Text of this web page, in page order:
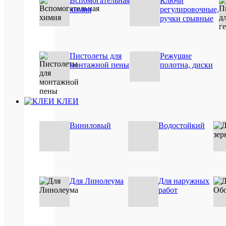
химия
регулировочные,
ручки срывные
Пистолеты для
монтажной пены
Режущие
полотна, диски
КЛЕИ
Виниловый Водостойкий
Для Линолеума
Для наружных
работ
Вид
клея
/
дерева
Цвет